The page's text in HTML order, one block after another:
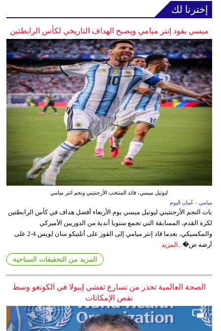
إخترنا لك
ميسي يقود إنتر ميامي ويصبح الهداف التاريخي لكأس الرابطتين
ليونيل ميسي، قائد المنتخب الأرجنتيني ونجم انتر ميامي
ميامي - عُمان اليوم
بات النجم الأرجنتيني ليونيل ميسي يوم الأربعاء أفضل هداف في كأس الرابطتين
لكرة القدم، المسابقة التي تجمع سنويا أندية من الدوريين الأميركي
والمكسيكي، بعدما قاد إنتر ميامي إلى الفوز على أتلتيكو سان لويس 4-2 على
أرضه ض�...
المزيد
المزيد من التحقيقات السياحية
الصحة العالمية تحذر من تسارع تفشي إيبولا في الكونغو وسط
نقص الإمكانات